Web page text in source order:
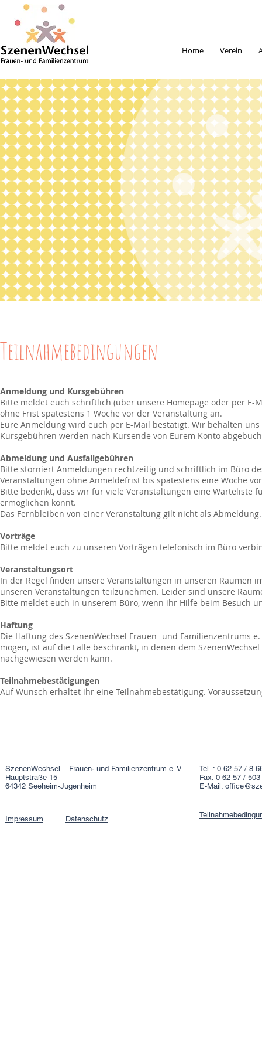
Home Verein
Teilnahmebedingungen
Anmeldung und Kursgebühren
Bitte meldet euch schriftlich (über unsere Homepage oder per
ohne Frist spätestens 1 Woche vor der Veranstaltung an.
Eure Anmeldung wird euch per E-Mail bestätigt. Wir behalten
Kursgebühren werden nach Kursende von Eurem Konto
Abmeldung und Ausfallgebühren
Bitte storniert Anmeldungen rechtzeitig und schriftlich im Büro
Veranstaltungen ohne Anmeldefrist bis spätestens eine Woche
Bitte bedenkt, dass wir für viele Veranstaltungen eine Warteliste
ermöglichen könnt.
Das Fernbleiben von einer Veranstaltung gilt nicht als
Vorträge
Bitte meldet euch zu unseren Vorträgen telefonisch im Büro
Veranstaltungsort
In der Regel finden unsere Veranstaltungen in unseren Räumen
unseren Veranstaltungen teilzunehmen. Leider sind unsere
Bitte meldet euch in unserem Büro, wenn ihr Hilfe beim Besuch
Haftung
Die Haftung des SzenenWechsel Frauen- und Familienzentrums
mögen, ist auf die Fälle beschränkt, in denen dem
nachgewiesen werden kann.
Teilnahmebestätigungen
Auf Wunsch erhaltet ihr eine Teilnahmebestätigung.
SzenenWechsel – Frauen- und Familienzentrum e. V.
Hauptstraße 15
64342 Seeheim-Jugenheim
Tel. : 0 62 57 / 8
Fax: 0 62 57 /
E-Mail:
Impressum Datenschutz​